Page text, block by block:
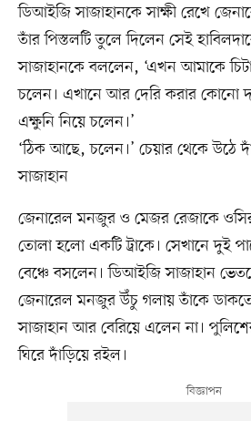
ডিআইজি সাজাহানকে সাক্ষী রেখে
তাঁর পিস্তলটি তুলে দিলেন সেই
সাজাহানকে বললেন, ‘এখন আমাকে
চলেন। এখানে আর দেরি করার কোনো
এক্ষুনি নিয়ে চলেন।’
‘ঠিক আছে, চলেন।’ চেয়ার থেকে উঠে
সাজাহান
জেনারেল মনজুর ও মেজর রেজাকে
তোলা হলো একটি ট্রাকে। সেখানে দুই
বেঞ্চে বসলেন। ডিআইজি সাজাহান
জেনারেল মনজুর উঁচু গলায় তাঁকে
সাজাহান আর বেরিয়ে এলেন না। পুলিশের
ঘিরে দাঁড়িয়ে রইল।